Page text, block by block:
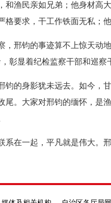
民亲如兄弟；他身材高大
要求，干工作铁面无私；
钧的事迹算不上惊天动地
彰显着纪检监察干部和巡察
的身影犹未远去。如今，甘
尾。大家对邢钧的缅怀，是
一起，平凡就是伟大。邢